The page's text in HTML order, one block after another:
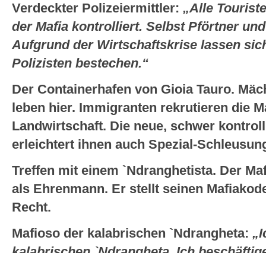
Verdeckter Polizeiermittler: „Alle
der Mafia kontrolliert. Selbst Pförtner
Aufgrund der Wirtschaftskrise lassen
Polizisten bestechen.“
Der Containerhafen von Gioia Tauro.
leben hier. Immigranten rekrutieren die
Landwirtschaft. Die neue, schwer
erleichtert ihnen auch Spezial-
Treffen mit einem `Ndranghetista. Der
als Ehrenmann. Er stellt seinen
Recht.
Mafioso der kalabrischen `Ndrangheta: